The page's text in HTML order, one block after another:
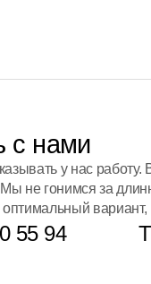
с нами
у нас
не гонимся за
вариант,
55 94